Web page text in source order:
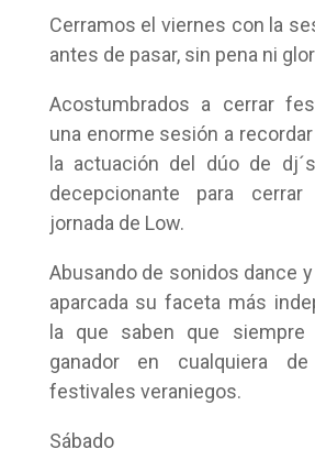
Cerramos el viernes con la
antes de pasar, sin pena ni
Acostumbrados a cerrar
una enorme sesión a
la actuación del dúo de
decepcionante para
jornada de Low.
Abusando de sonidos dance
aparcada su faceta más
la que saben que siempre
ganador en cualquiera
festivales veraniegos.
Sábado